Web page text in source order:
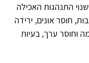
התנהגות האכילה
חוסר אונים, ירידה
וחוסר ערך, בעיות